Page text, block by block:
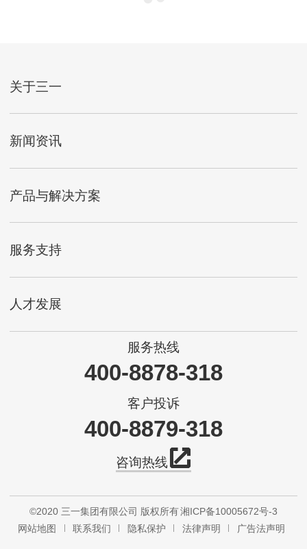
关于三一
新闻资讯
产品与解决方案
服务支持
人才发展
服务热线
400-8878-318
客户投诉
400-8879-318
咨询热线
©2020 三一集团有限公司 版权所有湘ICP备10005672号-3
网站地图
联系我们 隐私保护 法律声明 广告法声明